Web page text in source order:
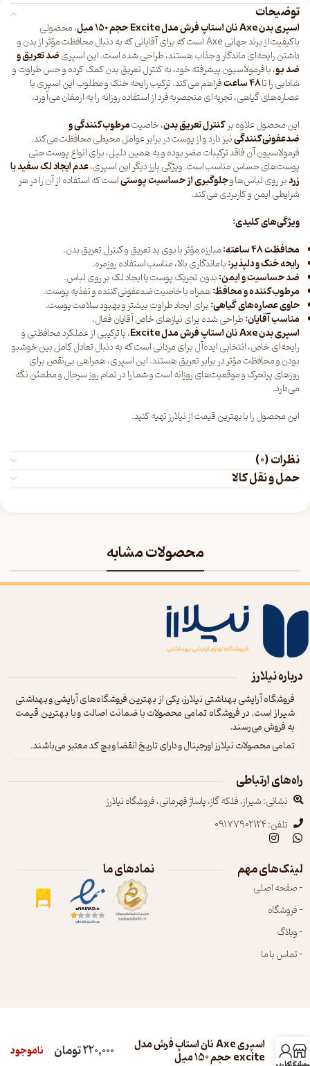
توضیحات
اسپری بدن Axe نان استاپ فرش مدل Excite حجم 150 میل ، محصولی
باکیفیت از برند جهانی Axe است که برای آقایانی که به دنبال محافظت مؤثر از بدن و
داشتن رایحه‌ای ماندگار و جذاب هستند، طراحی شده است. این اسپریضد تعریق و
ضد بو، با فرمولاسیون پیشرفته خود، به کنترل تعریق بدن کمک کرده و حس طراوت و
شادابی را تا۴۸ ساعت فراهم می‌کند. ترکیب رایحه خنک و مطلوب این اسپری با
عصاره‌های گیاهی، تجربه‌ای منحصربه‌فرد از استفاده روزانه را به ارمغان می‌آورد.
این محصول علاوه برکنترل تعریق بدن، خاصیتمرطوب‌کنندگی و
ضدعفونی‌کنندگینیز دارد و از پوست در برابر عوامل محیطی محافظت می‌کند.
فرمولاسیون آن فاقد ترکیبات مضر بوده و به همین دلیل، برای انواع پوست حتی
پوست‌های حساس مناسب است. ویژگی بارز دیگر این اسپری،عدم ایجاد لک سفید یا
زردبر روی لباس‌ها وجلوگیری از حساسیت پوستیاست که استفاده از آن را در هر
شرایطی ایمن و کاربردی می‌کند.
ویژگی‌های کلیدی:
محافظت ۴۸ ساعته:
مبارزه مؤثر با بوی بد تعریق و کنترل تعریق بدن.
رایحه خنک و دلپذیر:با ماندگاری بالا، مناسب استفاده روزمره.
ضد حساسیت و ایمن:بدون تحریک پوست یا ایجاد لک بر روی لباس.
مرطوب‌کننده و محافظ:همراه با خاصیت ضدعفونی‌کننده و تغذیه پوست.
حاوی عصاره‌های گیاهی:برای ایجاد طراوت بیشتر و بهبود سلامت پوست.
مناسب آقایان:طراحی شده برای نیازهای خاص آقایان فعال.
اسپری بدن Axe نان استاپ فرش مدل Excite ، با ترکیبی از عملکرد محافظتی و
رایحه‌ای خاص، انتخابی ایده‌آل برای مردانی است که به دنبال تعادل کامل بین خوشبو
بودن و محافظت مؤثر در برابر تعریق هستند. این اسپری، همراهی بی‌نقص برای
روزهای پرتحرک و موقعیت‌های روزانه است و شما را در تمام روز سرحال و مطمئن نگه
می‌دارد.
این محصول را با بهترین قیمت ازنیلارزتهیه کنید.
نظرات (0)
حمل و نقل کالا
محصولات مشابه
درباره نیلارز
فروشگاه آرایشی بهداشتی نیلارز، یکی از بهترین فروشگاه‌های آرایشی و بهداشتی
شیراز است. در فروشگاه تمامی محصولات با ضمانت اصالت و با بهترین قیمت
به فروش می‌رسند.
تمامی محصولات نیلارز اورجینال و دارای تاریخ انقضا و بچ کد معتبر می‌باشند.
لینک‌های مهم
- صفحه اصلی
- فروشگاه
- وبلاگ
- تماس با ما
راه‌های ارتباطی
نشانی: شیراز، فلکه گاز، پاساژ قهرمانی، فروشگاه نیلارز
تلفن: 09177902124
نمادهای ما
اسپری Axe نان استاپ فرش مدل
excite حجم 150 میل 220,000تومان ناموجود